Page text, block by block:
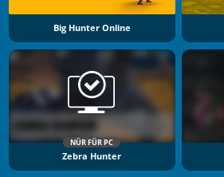
Big Hunter Online
NÜR FÜR PC
Zebra Hunter